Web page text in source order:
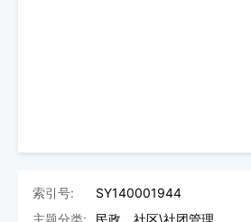
索引号:
SY140001944
主题分类:
民政、社区\社团管理